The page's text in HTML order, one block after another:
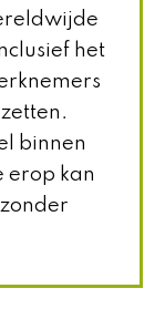
het
binnen
erop kan